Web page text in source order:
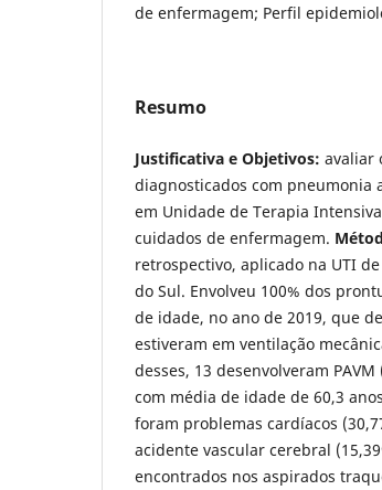
de enfermagem; Perfil
Resumo
Justificativa e Objetivos: avaliar
diagnosticados com pneumonia
em Unidade de Terapia
cuidados de enfermagem.
retrospectivo, aplicado na UTI
do Sul. Envolveu 100% dos
de idade, no ano de 2019, que
estiveram em ventilação
desses, 13 desenvolveram
com média de idade de 60,3
foram problemas cardíacos
acidente vascular cerebral
encontrados nos aspirados